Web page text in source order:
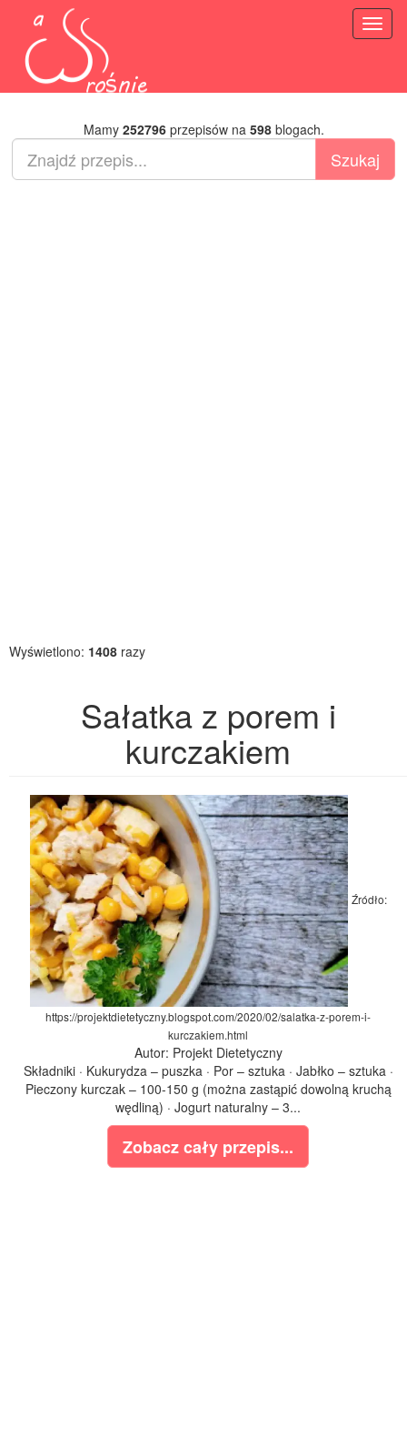
Mamy 252796przepisów na 598blogach.
Wyświetlono: 1408 razy
Sałatka z porem i
kurczakiem
Źródło:
https://projektdietetyczny.blogspot.com/2020/02/salatka-z-porem-i-
kurczakiem.html
Autor: Projekt Dietetyczny
Składniki · Kukurydza – puszka · Por – sztuka · Jabłko – sztuka ·
Pieczony kurczak – 100-150 g (można zastąpić dowolną kruchą
wędliną) · Jogurt naturalny – 3...
Zobacz cały przepis...